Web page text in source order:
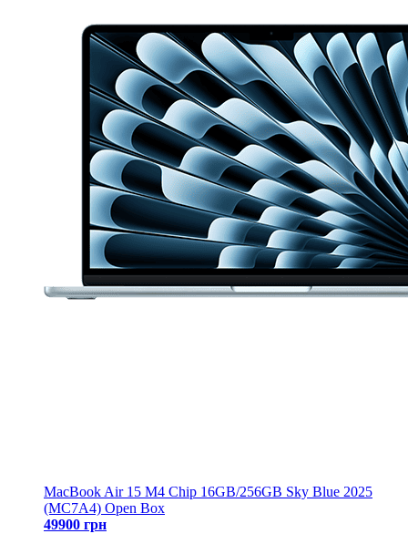
MacBook Air 15 M4 Chip 16GB/256GB Sky Blue 2025
(MC7A4) Open Box
49900 грн